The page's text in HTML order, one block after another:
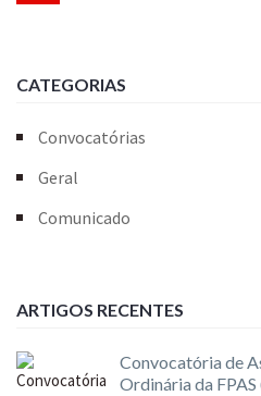
CATEGORIAS
Convocatórias
Geral
Comunicado
ARTIGOS RECENTES
Convocatória de
Ordinária da